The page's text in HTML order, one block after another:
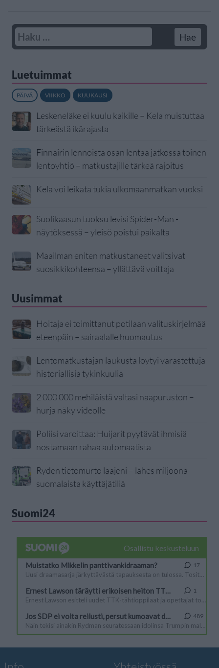
Luetuimmat
PÄIVÄ VIIKKO KUUKAUSI
Leskeneläke ei kuulu kaikille – Kela muistuttaa
tärkeästä ikärajasta
Finnairin lennoista osan lentää jatkossa toinen
lentoyhtiö – matkustajille tärkeä rajoitus
Kela voi leikata tukia ulkomaanmatkan vuoksi
Suolikaasun tuoksu levisi Spider-Man -
näytöksessä – yleisö poistui paikalta
Maailman eniten matkustaneet valitsivat
suosikkikohteensa – yllättävä voittaja
Uusimmat
Hoitaja ei toimittanut potilaan valituskirjelmää
eteenpäin – sairaalalle huomautus
Lentomatkustajan laukusta löytyi varastettuja
historiallisia tykinkuulia
2 000 000 mehiläistä valtasi naapuruston –
hurja näky videolle
Poliisi varoittaa: Huijarit pyytävät ihmisiä
nostamaan rahaa automaatista
Ryden tietomurto laajeni – lähes miljoona
suomalaista käyttäjätiliä
Suomi24